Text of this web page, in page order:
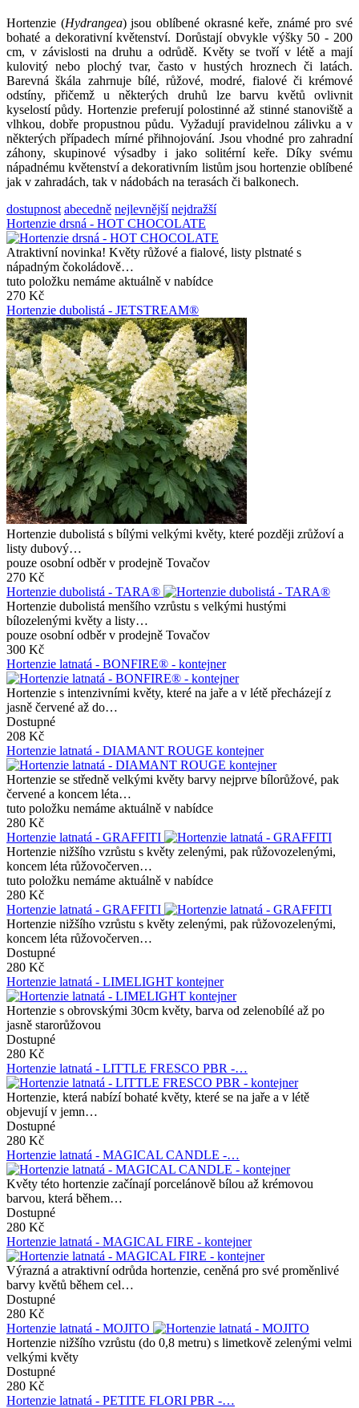
Hortenzie (Hydrangea) jsou oblíbené okrasné keře, známé pro své
bohaté a dekorativní květenství. Dorůstají obvykle výšky 50 - 200
cm, v závislosti na druhu a odrůdě. Květy se tvoří v létě a mají
kulovitý nebo plochý tvar, často v hustých hroznech či latách.
Barevná škála zahrnuje bílé, růžové, modré, fialové či krémové
odstíny, přičemž u některých druhů lze barvu květů ovlivnit
kyselostí půdy. Hortenzie preferují polostinné až stinné stanoviště a
vlhkou, dobře propustnou půdu. Vyžadují pravidelnou zálivku a v
některých případech mírné přihnojování. Jsou vhodné pro zahradní
záhony, skupinové výsadby i jako solitérní keře. Díky svému
nápadnému květenství a dekorativním listům jsou hortenzie oblíbené
jak v zahradách, tak v nádobách na terasách či balkonech.
dostupnost abecedně nejlevnější nejdražší
Hortenzie drsná - HOT CHOCOLATE
Atraktivní novinka! Květy růžové a fialové, listy plstnaté s
nápadným čokoládově…
tuto položku nemáme aktuálně v nabídce
270 Kč
Hortenzie dubolistá - JETSTREAM®
Hortenzie dubolistá s bílými velkými květy, které později zrůžoví a
listy dubový…
pouze osobní odběr v prodejně Tovačov
270 Kč
Hortenzie dubolistá - TARA®
Hortenzie dubolistá menšího vzrůstu s velkými hustými
bílozelenými květy a listy…
pouze osobní odběr v prodejně Tovačov
300 Kč
Hortenzie latnatá - BONFIRE® - kontejner
Hortenzie s intenzivními květy, které na jaře a v létě přecházejí z
jasně červené až do…
Dostupné
208 Kč
Hortenzie latnatá - DIAMANT ROUGE kontejner
Hortenzie se středně velkými květy barvy nejprve bílorůžové, pak
červené a koncem léta…
tuto položku nemáme aktuálně v nabídce
280 Kč
Hortenzie latnatá - GRAFFITI
Hortenzie nižšího vzrůstu s květy zelenými, pak růžovozelenými,
koncem léta růžovočerven…
tuto položku nemáme aktuálně v nabídce
280 Kč
Hortenzie latnatá - GRAFFITI
Hortenzie nižšího vzrůstu s květy zelenými, pak růžovozelenými,
koncem léta růžovočerven…
Dostupné
280 Kč
Hortenzie latnatá - LIMELIGHT kontejner
Hortenzie s obrovskými 30cm květy, barva od zelenobílé až po
jasně starorůžovou
Dostupné
280 Kč
Hortenzie latnatá - LITTLE FRESCO PBR -…
Hortenzie, která nabízí bohaté květy, které se na jaře a v létě
objevují v jemn…
Dostupné
280 Kč
Hortenzie latnatá - MAGICAL CANDLE -…
Květy této hortenzie začínají porcelánově bílou až krémovou
barvou, která během…
Dostupné
280 Kč
Hortenzie latnatá - MAGICAL FIRE - kontejner
Výrazná a atraktivní odrůda hortenzie, ceněná pro své proměnlivé
barvy květů během cel…
Dostupné
280 Kč
Hortenzie latnatá - MOJITO
Hortenzie nižšího vzrůstu (do 0,8 metru) s limetkově zelenými velmi
velkými květy
Dostupné
280 Kč
Hortenzie latnatá - PETITE FLORI PBR -…